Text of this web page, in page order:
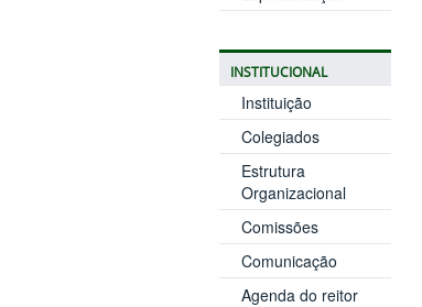
INSTITUCIONAL
Instituição
Colegiados
Estrutura
Organizacional
Comissões
Comunicação
Agenda do reitor